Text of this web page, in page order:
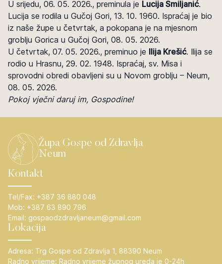
U srijedu, 06. 05. 2026., preminula je Lucija Smiljanić.
Lucija se rodila u Gučoj Gori, 13. 10. 1960. Ispraćaj je bio
iz naše župe u četvrtak, a pokopana je na mjesnom
groblju Gorica u Gučoj Gori, 08. 05. 2026.
U četvrtak, 07. 05. 2026., preminuo je Ilija Krešić. Ilija se
rodio u Hrasnu, 29. 02. 1948. Ispraćaj, sv. Misa i
sprovodni obredi obavljeni su u Novom groblju – Neum,
08. 05. 2026.
Pokoj vječni daruj im, Gospodine!
Župa Gospe od Zdravlja
Neum
Kontakt
Tel/Fax: +387 36 880 048
Mob: +387 63 890 796
Email: gospaodzdravljaneum@gmail.com
Lokacija
Adresa: Trg Gospe od Zdravlja 1, 88390 Neum
Radno vrijeme: Radno vrijeme župnog ureda je 0-24h